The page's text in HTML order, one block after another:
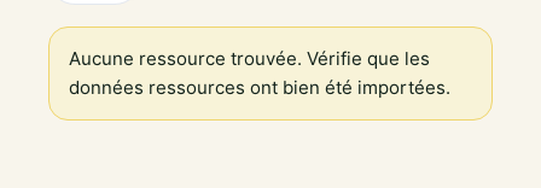
Aucune ressource trouvée. Vérifie que les
données ressources ont bien été importées.